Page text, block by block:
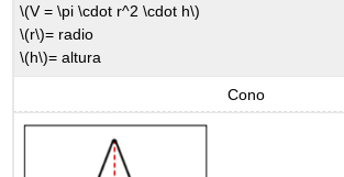
\(V = \pi \cdot r^2 \cdot h\)
\(r\)= radio
\(h\)= altura
Cono